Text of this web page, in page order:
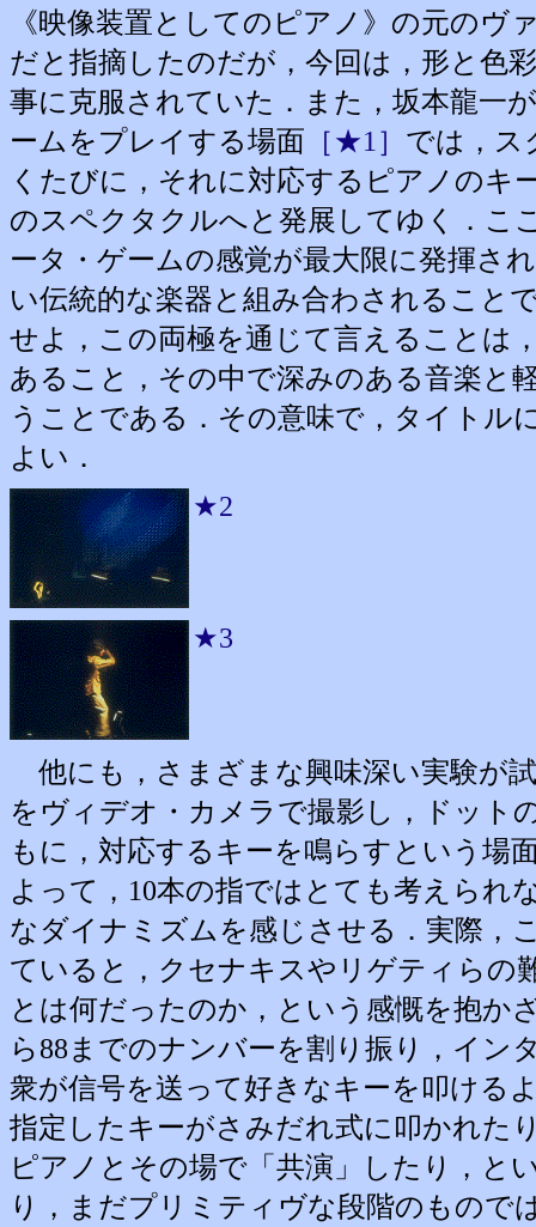
《映像装置としてのピアノ》の元の
だと指摘したのだが，今回は，形と色
事に克服されていた．また，坂本龍一
ームをプレイする場面 ［★1］ では，ス
くたびに，それに対応するピアノのキ
のスペクタクルへと発展してゆく．こ
ータ・ゲームの感覚が最大限に発揮さ
い伝統的な楽器と組み合わされること
せよ，この両極を通じて言えることは
あること，その中で深みのある音楽と
うことである．その意味で，タイトル
よい．
★2
★3
他にも，さまざまな興味深い実験が
をヴィデオ・カメラで撮影し，ドット
もに，対応するキーを鳴らすという場
よって，10本の指ではとても考えられ
なダイナミズムを感じさせる．実際，
ていると，クセナキスやリゲティらの
とは何だったのか，という感慨を抱か
ら88までのナンバーを割り振り，イン
衆が信号を送って好きなキーを叩ける
指定したキーがさみだれ式に叩かれた
ピアノとその場で「共演」したり，と
り，まだプリミティヴな段階のもので